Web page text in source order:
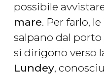
possibile
mare. Per farlo,
salpano dal porto
si dirigono verso
Lundey,